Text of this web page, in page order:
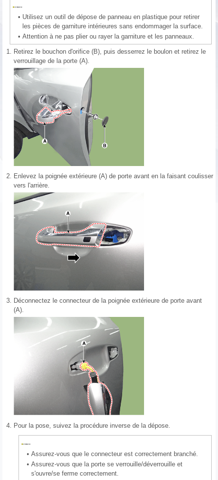
• Utilisez un outil de dépose de panneau en plastique pour retirer
les pièces de garniture intérieures sans endommager la surface.
• Attention à ne pas plier ou rayer la garniture et les panneaux.
1. Retirez le bouchon d'orifice (B), puis desserrez le boulon et retirez le
verrouillage de la porte (A).
2. Enlevez la poignée extérieure (A) de porte avant en la faisant coulisser
vers l'arrière.
3. Déconnectez le connecteur de la poignée extérieure de porte avant
(A).
4. Pour la pose, suivez la procédure inverse de la dépose.
• Assurez-vous que le connecteur est correctement branché.
• Assurez-vous que la porte se verrouille/déverrouille et
s'ouvre/se ferme correctement.